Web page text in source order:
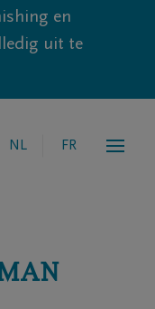
en
uit te
NL FR